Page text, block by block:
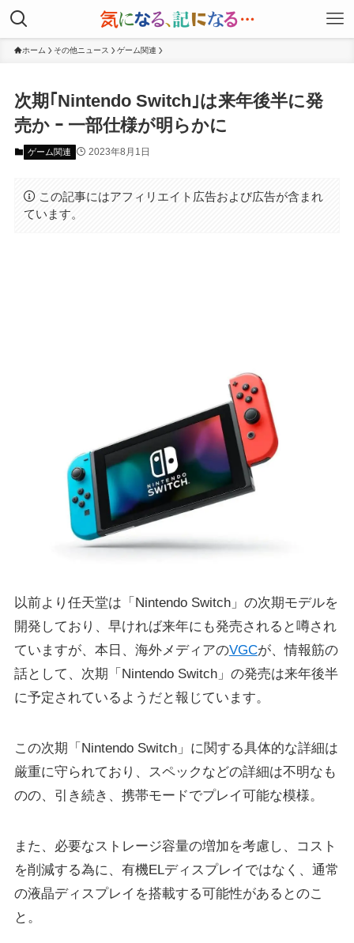
ホーム その他ニュース ゲーム関連
次期｢Nintendo Switch｣は来年後半に発
売か ｰ 一部仕様が明らかに
ゲーム関連 2023年8月1日
この記事にはアフィリエイト広告および広告が含まれ
ています。
以前より任天堂は「Nintendo Switch」の次期モデルを
開発しており、早ければ来年にも発売されると噂され
ていますが、本日、海外メディアのVGCが、情報筋の
話として、次期「Nintendo Switch」の発売は来年後半
に予定されているようだと報じています。
この次期「Nintendo Switch」に関する具体的な詳細は
厳重に守られており、スペックなどの詳細は不明なも
のの、引き続き、携帯モードでプレイ可能な模様。
また、必要なストレージ容量の増加を考慮し、コスト
を削減する為に、有機ELディスプレイではなく、通常
の液晶ディスプレイを搭載する可能性があるとのこ
と。